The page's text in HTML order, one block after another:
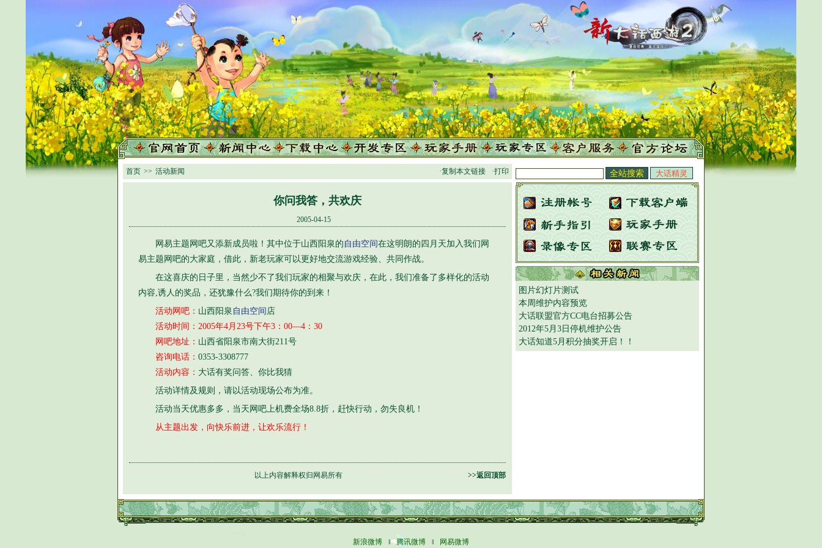
·复制本文链接 ·打印
首页 >> 活动新闻
图片幻灯片测试
本周维护内容预览
大话联盟官方CC电台招募公告
2012年5月3日停机维护公告
大话知道5月积分抽奖开启！！
你问我答，共欢庆
2005-04-15
网易主题网吧又添新成员啦！其中位于山西阳泉的 自由空间在这明朗的四月天加入我们网
易主题网吧的大家庭，借此，新老玩家可以更好地交流游戏经验、共同作战。
在这喜庆的日子里，当然少不了我们玩家的相聚与欢庆，在此，我们准备了多样化的活动
内容,诱人的奖品，还犹豫什么?我们期待你的到来！
活动网吧： 山西阳泉 自由空间 店
活动时间：2005年4月23号下午3：00—4：30
网吧地址： 山西省阳泉市南大街211号
咨询电话： 0353-3308777
活动内容： 大话有奖问答、你比我猜
活动详情及规则，请以活动现场公布为准。
活动当天优惠多多，当天网吧上机费全场8.8折，赶快行动，勿失良机！
从主题出发，向快乐前进，让欢乐流行！
>>返回顶部
以上内容解释权归网易所有
新浪微博 ‖ 腾讯微博 ‖ 网易微博